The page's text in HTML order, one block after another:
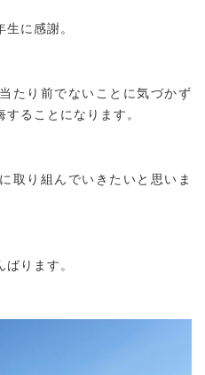
に感謝。
たり前でないことに気づかず
ることになります。
取り組んでいきたいと思いま
ります。